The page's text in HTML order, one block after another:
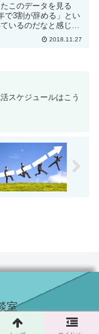
このデータを見る
で3割が辞める」とい
いるのだなと感じま
、零細企業では
規模が小さいほど離
2018.11.27
スケジュールはこう
室
All Rights Reserved.